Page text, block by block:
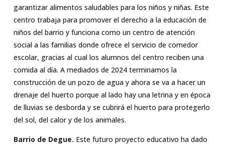
garantizar alimentos saludables para los niños y niñas. Este
centro trabaja para promover el derecho a la educación de
niños del barrio y funciona como un centro de atención
social a las familias donde ofrece el servicio de comedor
escolar, gracias al cual los alumnos del centro reciben una
comida al día. A mediados de 2024 terminamos la
construcción de un pozo de agua y ahora se va a hacer un
drenaje del huerto porque al lado hay una letrina y en época
de lluvias se desborda y se cubrirá el huerto para protegerlo
del sol, del calor y de los animales.
Barrio de Degue. Este futuro proyecto educativo ha dado